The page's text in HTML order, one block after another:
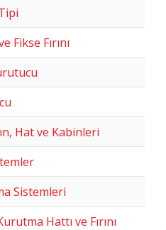
Fikse Fırını
Hat ve Kabinleri
Sistemleri
Hattı ve Fırını